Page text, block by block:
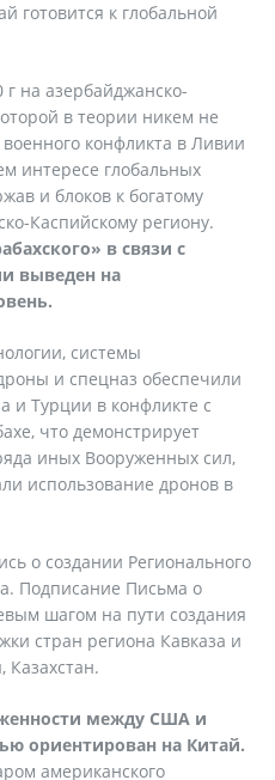
готовится к глобальной
на азербайджанско-
в теории никем не
конфликта в Ливии
интересе глобальных
и блоков к богатому
Каспийскому региону.
в связи с
выведен на
системы
и спецназ обеспечили
и Турции в конфликте с
что демонстрирует
иных Вооруженных сил,
использование дронов в
о создании Регионального
Подписание Письма о
шагом на пути создания
стран региона Кавказа и
между США и
ориентирован на Китай.
американского